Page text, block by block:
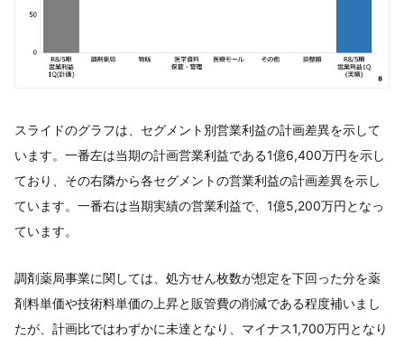
スライドのグラフは、セグメント別営業利益の計画差異を示して
います。一番左は当期の計画営業利益である1億6,400万円を示し
ており、その右隣から各セグメントの営業利益の計画差異を示し
ています。一番右は当期実績の営業利益で、1億5,200万円となっ
ています。
調剤薬局事業に関しては、処方せん枚数が想定を下回った分を薬
剤料単価や技術料単価の上昇と販管費の削減である程度補いまし
たが、計画比ではわずかに未達となり、マイナス1,700万円となり